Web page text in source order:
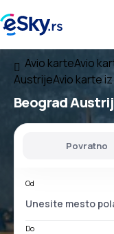
Avio karteAvio
AustrijeAvio karte
Beograd
Povratno
Od
Do